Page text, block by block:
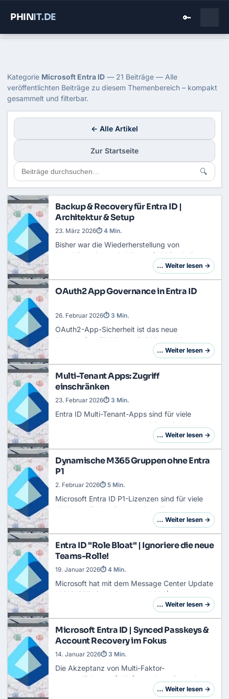
PHINIT.DE 🔑
Kategorie: Microsoft Entra ID
Kategorie Microsoft Entra ID — 21 Beiträge — Alle
veröffentlichten Beiträge zu diesem Themenbereich – kompakt
gesammelt und filterbar.
← Alle Artikel
Zur Startseite
🔍
Backup & Recovery für Entra ID |
Architektur & Setup
Bisher war die Wiederherstellung von
Identitätsobjekten in Microsoft 365 primär auf
den 30-tägigen Papierkorb für weich gelöschte
Konfigurationsob…
23. März 2026⏱ 4 Min.
… Weiter lesen →
OAuth2 App Governance in Entra ID
OAuth2-App-Sicherheit ist das neue
Schlachtfeld für Microsoft 365 Administratoren.
Während einige MVPs und ISVs vor einer
warnen, zeigt die …
26. Februar 2026⏱ 3 Min.
… Weiter lesen →
Multi-Tenant Apps: Zugriff
einschränken
Entra ID Multi-Tenant-Apps sind für viele
Unternehmen ein zweischneidiges Schwert:
Einerseits ermöglichen sie eine nahtlose
andererseits…
23. Februar 2026⏱ 3 Min.
… Weiter lesen →
Dynamische M365 Gruppen ohne Entra
P1
Microsoft Entra ID P1-Lizenzen sind für viele
KMU und IT-Abteilungen eine Hürde, wenn es
nur um ein spezielles Feature geht: Dynamische
2. Februar 2026⏱ 5 Min.
… Weiter lesen →
Entra ID "Role Bloat" | Ignoriere die neue
Teams-Rolle!
Microsoft hat mit dem Message Center Update
MC1215071 (vom 8. Januar 2026) eine weitere
administrative Rolle angekündigt: den Teams
ste…
19. Januar 2026⏱ 4 Min.
… Weiter lesen →
Microsoft Entra ID | Synced Passkeys &
Account Recovery im Fokus
Die Akzeptanz von Multi-Faktor-
Authentifizierung
(MFA) stagniert oft an einem
Punkt: der Usability. Während fast 50 % der
14. Januar 2026⏱ 3 Min.
… Weiter lesen →